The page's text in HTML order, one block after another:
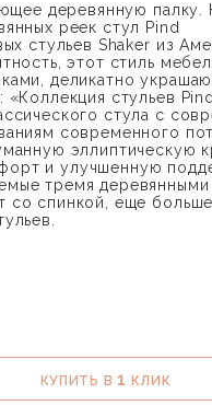
деревянную палку.
реек стул Pind
стульев Shaker из
этот стиль
деликатно
«Коллекция стульев
стула с
современного
эллиптическую
и улучшенную
тремя
спинкой, еще больше
КУПИТЬ В1 КЛИК